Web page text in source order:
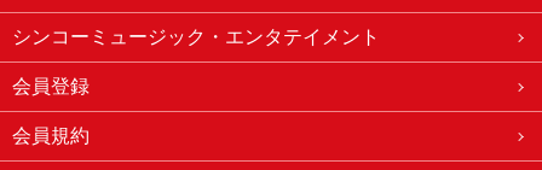
シンコーミュージック・エンタテイメント
会員登録
会員規約